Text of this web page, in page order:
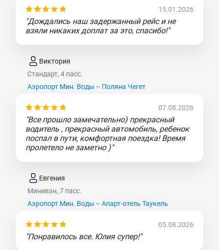
15.01.2026
"Дождались наш задержанный рейс и не
взяли никаких доплат за это, спасибо!"
Виктория
Стандарт, 4 пасс.
Аэропорт Мин. Воды – Поляна Чегет
07.08.2026
"Все прошло замечательно) прекрасный
водитель , прекрасный автомобиль, ребенок
поспал в пути, комфортная поездка! Время
пролетело не заметно )"
Евгения
Минивэн, 7 пасс.
Аэропорт Мин. Воды – Апарт-отель Таукель
05.08.2026
"Понравилось все. Юлия супер!"